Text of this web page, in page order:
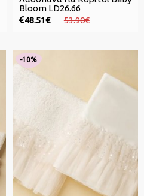
Bloom LD26.66
48.51€
53.90€
-10%